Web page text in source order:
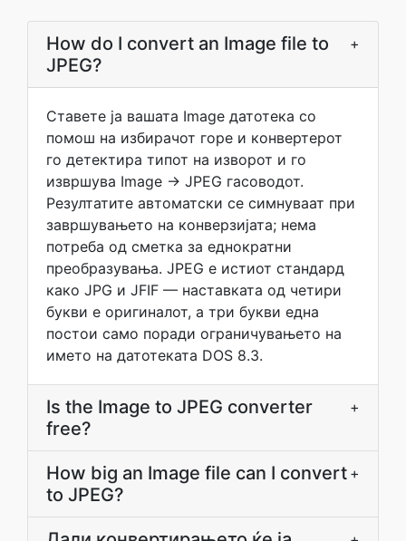
How do I convert an Image file to
JPEG?
+
Ставете ја вашата Image датотека со
помош на избирачот горе и конвертерот
го детектира типот на изворот и го
извршува Image → JPEG гасоводот.
Резултатите автоматски се симнуваат при
завршувањето на конверзијата; нема
потреба од сметка за еднократни
преобразувања. JPEG е истиот стандард
како JPG и JFIF — наставката од четири
букви е оригиналот, а три букви една
постои само поради ограничувањето на
името на датотеката DOS 8.3.
Is the Image to JPEG converter
free?
+
How big an Image file can I convert
to JPEG?
+